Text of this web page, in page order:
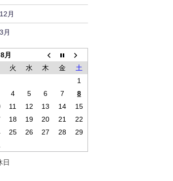
月
月
月
火 水 木 金
土
1
4 5 6 7
8
11 12 13 14
15
18 19 20 21
22
25 26 27 28
29
日